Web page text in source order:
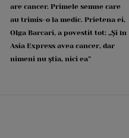
are cancer. Primele semne care
au trimis-o la medic. Prietena ei,
Olga Barcari, a povestit tot: „Și în
Asia Express avea cancer, dar
nimeni nu știa, nici ea”